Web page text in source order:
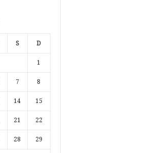
S D
1
7 8
14 15
21 22
28 29